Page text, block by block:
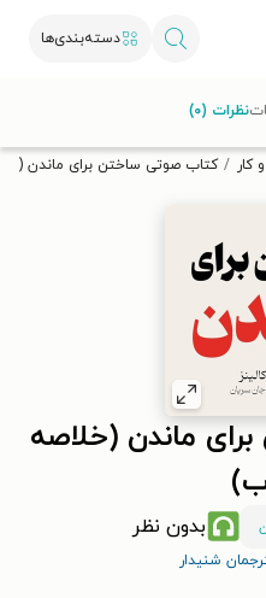
دسته‌بندی‌ها
دریافت کن.
کتاب صوتی ساختن برای ماندن
ماندن (خلاصه
بدون نظر
شنیدار
نظرات (۰)